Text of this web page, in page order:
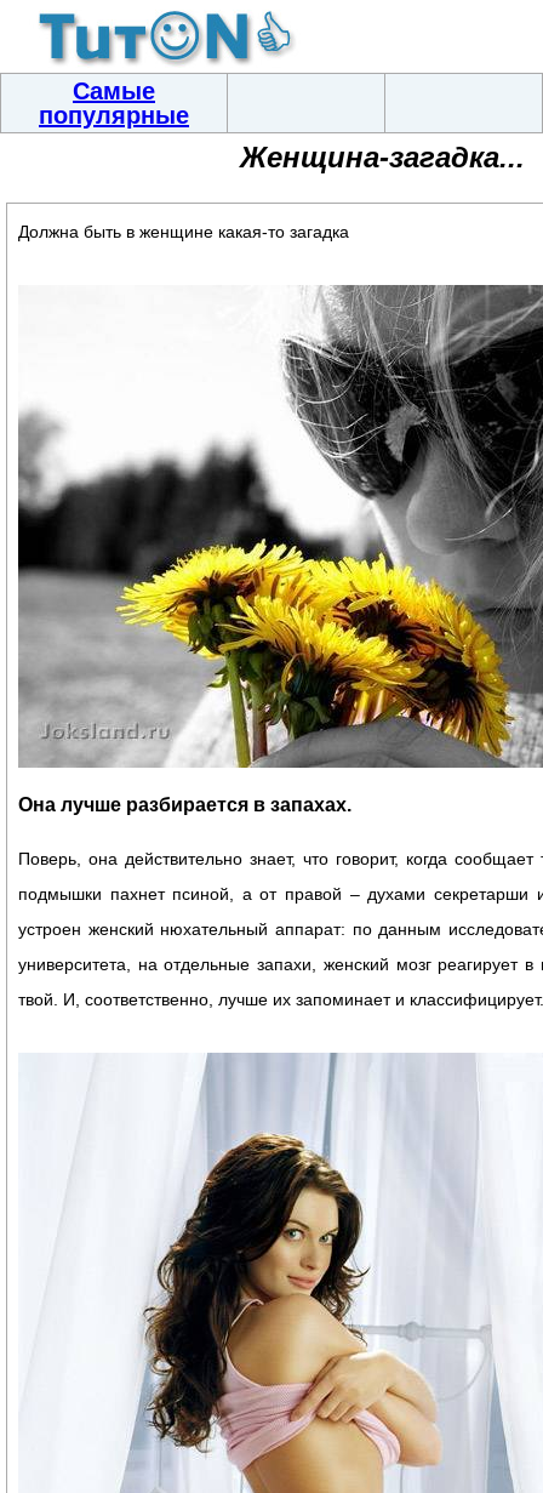
Самые
популярные
Женщина-загадка...
Должна быть в женщине какая-то загадка
Она лучше разбирается в запахах.
Поверь, она действительно знает, что говорит, когда
подмышки пахнет псиной, а от правой – духами секретарши
устроен женский нюхательный аппарат: по данным
университета, на отдельные запахи, женский мозг реагирует
твой. И, соответственно, лучше их запоминает и классифицирует.